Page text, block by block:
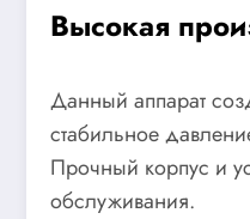
Высокая
Данный аппарат
стабильное
Прочный корпус и
обслуживания.